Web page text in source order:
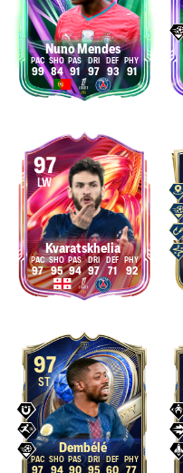
Nuno Mendes
99 84 91 97 93 91
97
LW
Kvaratskhelia
97 95 94 97 71 92
97
ST
Dembélé